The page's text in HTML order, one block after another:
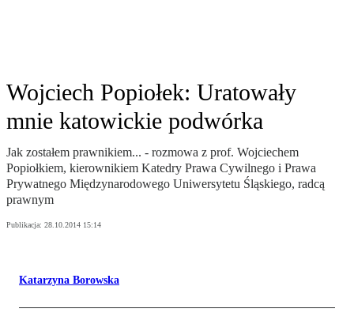
Wojciech Popiołek: Uratowały
mnie katowickie podwórka
Jak zostałem prawnikiem... - rozmowa z prof. Wojciechem
Popiołkiem, kierownikiem Katedry Prawa Cywilnego i Prawa
Prywatnego Międzynarodowego Uniwersytetu Śląskiego, radcą
prawnym
Publikacja: 28.10.2014 15:14
Katarzyna Borowska